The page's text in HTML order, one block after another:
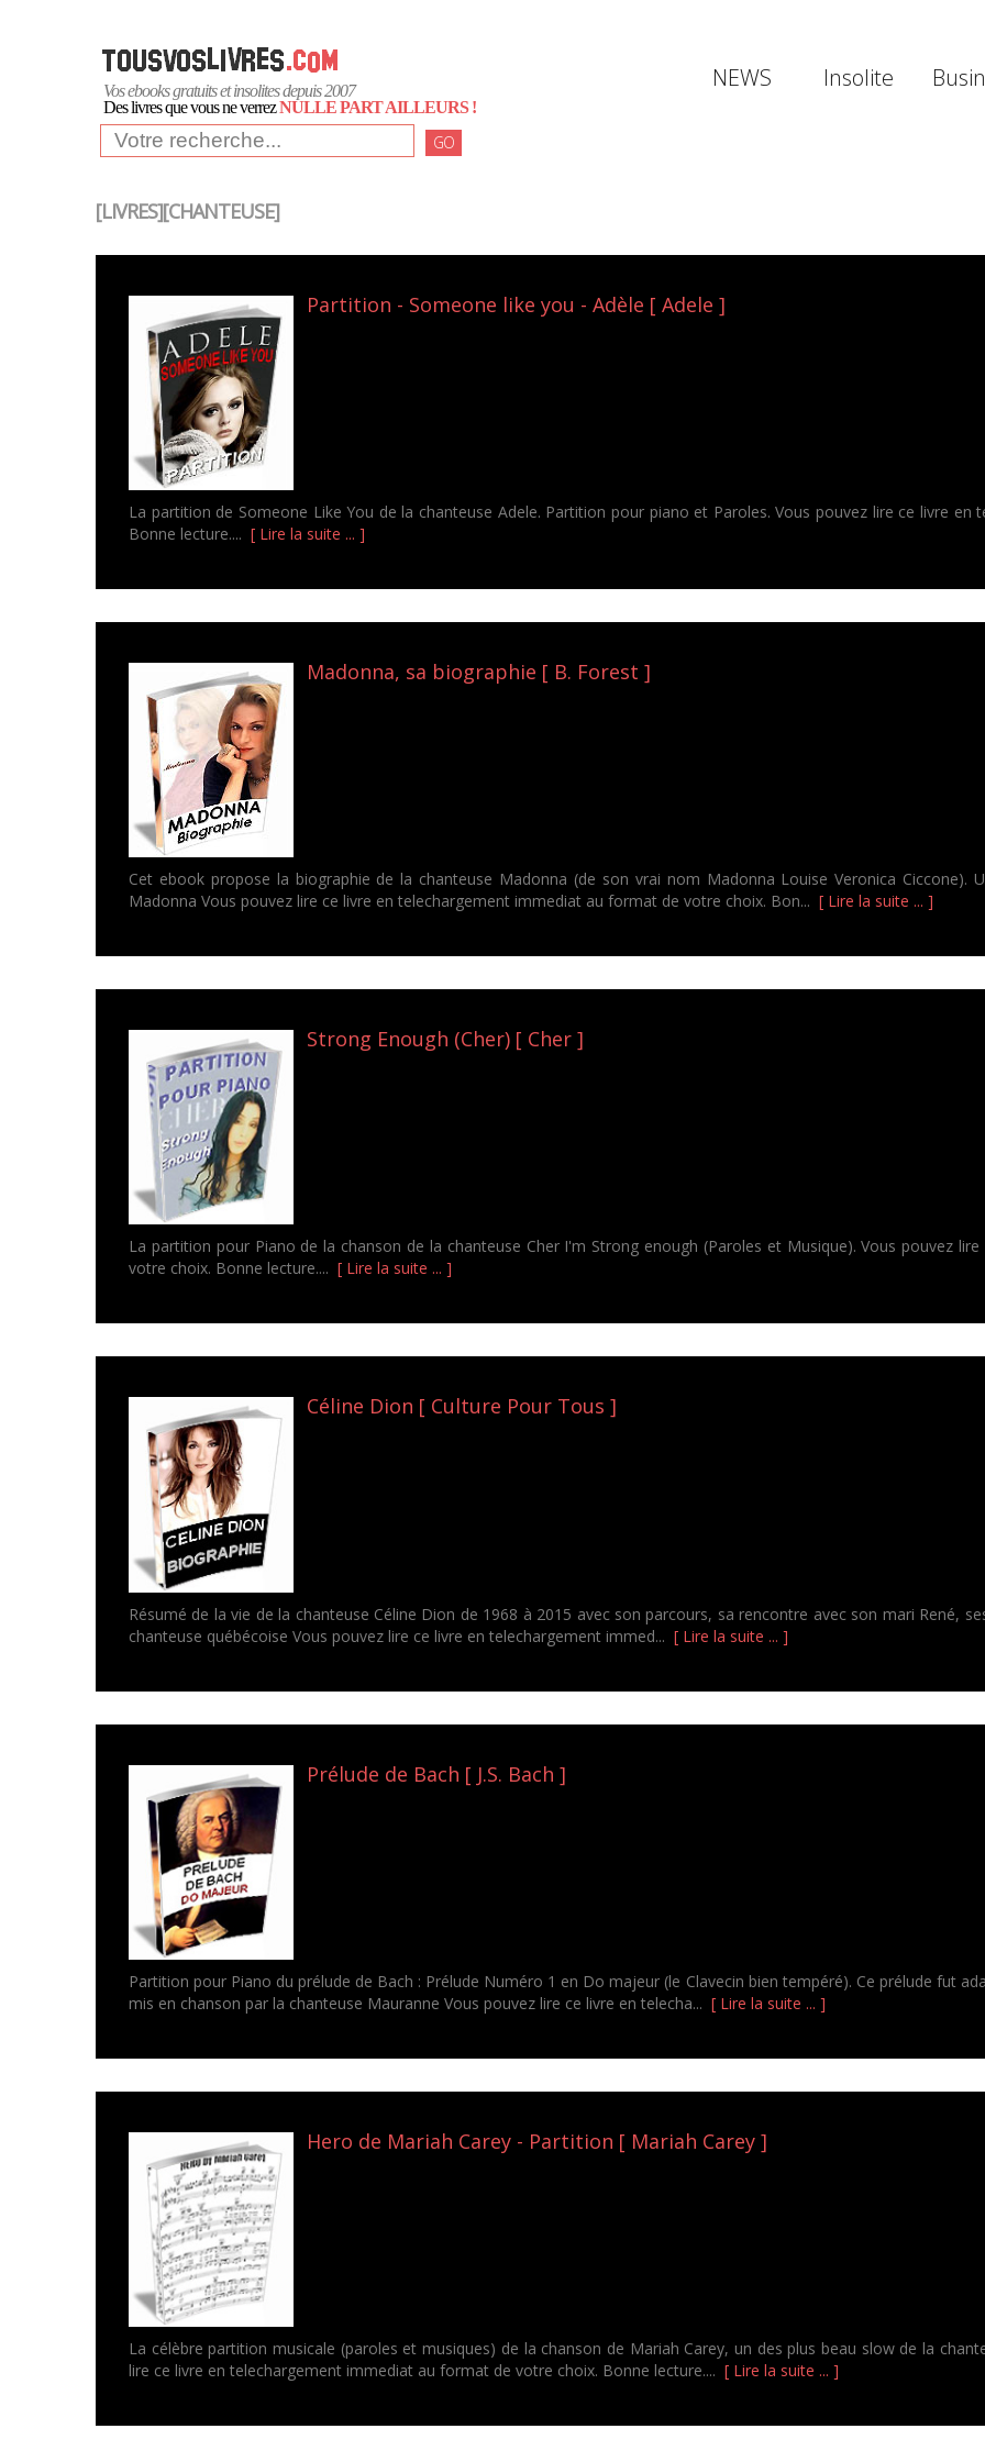
Vos ebooks gratuits et insolites depuis 2007
Des livres que vous ne verrezNULLE PART AILLEURS !
GO
NEWS Insolite
[LIVRES][CHANTEUSE]
Partition - Someone like you - Adèle [ Adele ]
La partition de Someone Like You de la chanteuse Adele. Partition pour piano et Paroles. Vous pouvez lire ce livre
Bonne lecture.... [ Lire la suite ... ]
Madonna, sa biographie [ B. Forest ]
Cet ebook propose la biographie de la chanteuse Madonna (de son vrai nom Madonna Louise Veronica
Madonna Vous pouvez lire ce livre en telechargement immediat au format de votre choix. Bon... [ Lire la suite ... ]
Strong Enough (Cher) [ Cher ]
La partition pour Piano de la chanson de la chanteuse Cher I'm Strong enough (Paroles et Musique). Vous pouvez
votre choix. Bonne lecture.... [ Lire la suite ... ]
Céline Dion [ Culture Pour Tous ]
Résumé de la vie de la chanteuse Céline Dion de 1968 à 2015 avec son parcours, sa rencontre avec son mari René,
chanteuse québécoise Vous pouvez lire ce livre en telechargement immed... [ Lire la suite ... ]
Prélude de Bach [ J.S. Bach ]
Partition pour Piano du prélude de Bach : Prélude Numéro 1 en Do majeur (le Clavecin bien tempéré). Ce prélude fut
mis en chanson par la chanteuse Mauranne Vous pouvez lire ce livre en telecha... [ Lire la suite ... ]
Hero de Mariah Carey - Partition [ Mariah Carey ]
La célèbre partition musicale (paroles et musiques) de la chanson de Mariah Carey, un des plus beau slow de la
lire ce livre en telechargement immediat au format de votre choix. Bonne lecture.... [ Lire la suite ... ]